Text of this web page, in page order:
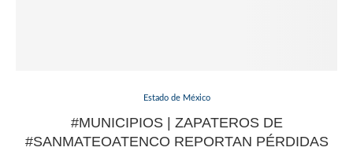
Estado de México
#MUNICIPIOS | ZAPATEROS DE
#SANMATEOATENCO REPORTAN PÉRDIDAS